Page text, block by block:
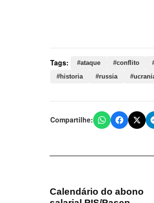
Tags: #ataque #conflito
#historia
#russia
Compartilhe:
Calendário do abono